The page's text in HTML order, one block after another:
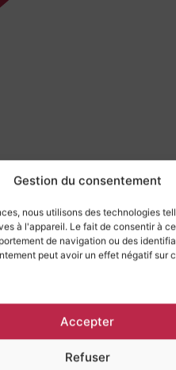
Gestion du consentement
nous utilisons des technologies
à l'appareil. Le fait de consentir à
de navigation ou des
peut avoir un effet négatif sur
Accepter
Refuser